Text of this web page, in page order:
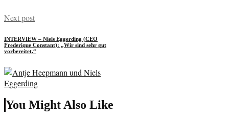
Next post
INTERVIEW – Niels Eggerding (CEO
Frederique Constant): „Wir sind sehr gut
vorbereitet.“
You Might Also Like